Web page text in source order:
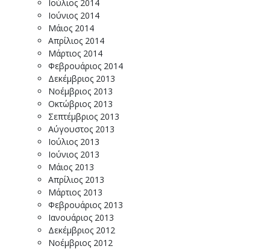
Ιούλιος 2014
Ιούνιος 2014
Μάιος 2014
Απρίλιος 2014
Μάρτιος 2014
Φεβρουάριος 2014
Δεκέμβριος 2013
Νοέμβριος 2013
Οκτώβριος 2013
Σεπτέμβριος 2013
Αύγουστος 2013
Ιούλιος 2013
Ιούνιος 2013
Μάιος 2013
Απρίλιος 2013
Μάρτιος 2013
Φεβρουάριος 2013
Ιανουάριος 2013
Δεκέμβριος 2012
Νοέμβριος 2012